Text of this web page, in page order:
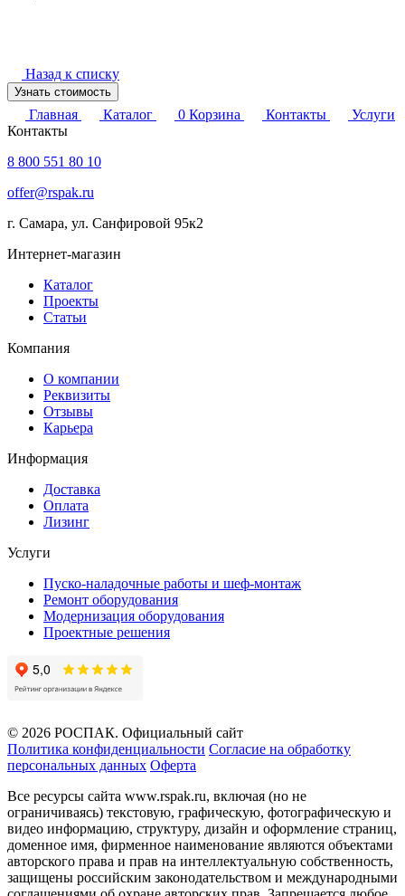
Назад к списку
Узнать стоимость
Главная Каталог 0 Корзина Контакты
Услуги
Контакты
8 800 551 80 10
offer@rspak.ru
г. Самара, ул. Санфировой 95к2
Интернет-магазин
Каталог
Проекты
Статьи
Компания
О компании
Реквизиты
Отзывы
Карьера
Информация
Доставка
Оплата
Лизинг
Услуги
Пуско-наладочные работы и шеф-монтаж
Ремонт оборудования
Модернизация оборудования
Проектные решения
© 2026 РОСПАК. Официальный сайт
Политика конфиденциальности Согласие на обработку
персональных данных Оферта
Все ресурсы сайта www.rspak.ru, включая (но не
ограничиваясь) текстовую, графическую, фотографическую и
видео информацию, структуру, дизайн и оформление страниц,
доменное имя, фирменное наименование являются объектами
авторского права и прав на интеллектуальную собственность,
защищены российским законодательством и международными